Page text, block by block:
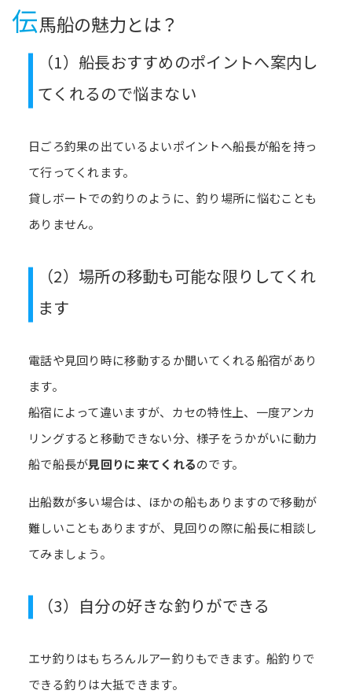
伝馬船の魅力とは？
（1）船長おすすめのポイントへ案内し
てくれるので悩まない
日ごろ釣果の出ているよいポイントへ船長が船を持っ
て行ってくれます。
貸しボートでの釣りのように、釣り場所に悩むことも
ありません。
（2）場所の移動も可能な限りしてくれ
ます
電話や見回り時に移動するか聞いてくれる船宿があり
ます。
船宿によって違いますが、カセの特性上、一度アンカ
リングすると移動できない分、様子をうかがいに動力
船で船長が見回りに来てくれるのです。
出船数が多い場合は、ほかの船もありますので移動が
難しいこともありますが、見回りの際に船長に相談し
てみましょう。
（3）自分の好きな釣りができる
エサ釣りはもちろんルアー釣りもできます。船釣りで
できる釣りは大抵できます。